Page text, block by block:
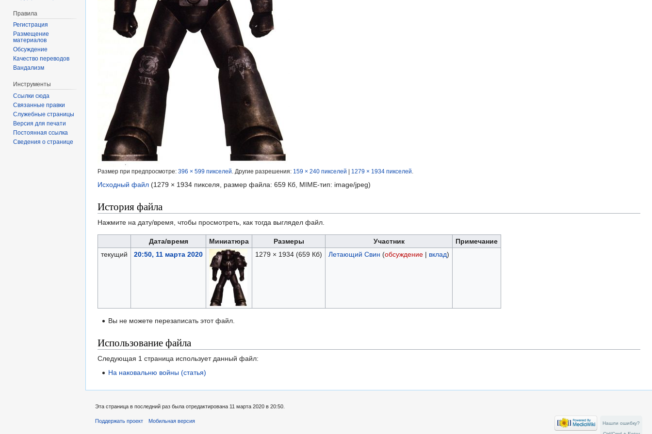
Размер при предпросмотре: 396 × 599 пикселей Другие разрешения: 159 × 240 пикселей 1279 × 1934 пикселей
Исходный файл (1279 × 1934 пикселя, размер файла: 659 Кб, MIME-тип: image/jpeg)
История файла
Нажмите на дату/время, чтобы просмотреть, как тогда выглядел файл.
Дата/время Миниатюра Размеры Участник
Примечание
текущий
20:50, 11 марта 2020 1279 × 1934 (659 Кб) Летающий Свин (обсуждение| вклад)
Вы не можете перезаписать этот файл.
Использование файла
Следующая 1 страница использует данный файл:
На наковальню войны (статья)
Правила
Регистрация
Размещение
материалов
Обсуждение
Качество переводов
Вандализм
Инструменты
Ссылки сюда
Связанные правки
Служебные страницы
Версия для печати
Постоянная ссылка
Сведения о странице
Эта страница в последний раз была отредактирована 11 марта 2020 в 20:50.
Поддержать проект Мобильная версия
Нашли ошибку?